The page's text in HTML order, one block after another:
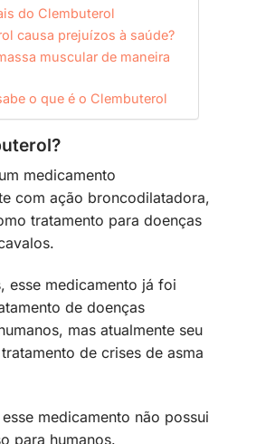
do Clembuterol
causa prejuízos à saúde?
muscular de maneira
o que é o Clembuterol
medicamento
com ação broncodilatadora,
tratamento para doenças
esse medicamento já foi
de doenças
mas atualmente seu
de crises de asma
medicamento não possui
para humanos.